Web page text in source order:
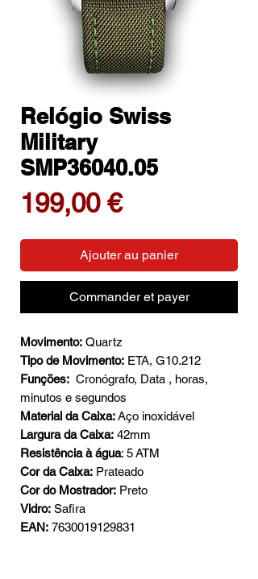
Relógio Swiss
Military
SMP36040.05
199,00 €Prix
Ajouter au panier
Commander et payer
Movimento: Quartz
Tipo de Movimento: ETA, G10.212
Funções: Cronógrafo, Data , horas,
minutos e segundos
Material da Caixa:Aço inoxidável
Largura da Caixa: 42mm
Resistência à água: 5 ATM
Cor da Caixa: Prateado
Cor do Mostrador: Preto
Vidro: Safira
EAN: 7630019129831